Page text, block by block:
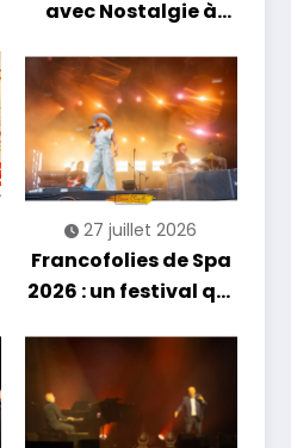
avec Nostalgie à
27 juillet 2026
Francofolies de Spa
2026 : un festival qui
nouveautés et
grands moments de
scène